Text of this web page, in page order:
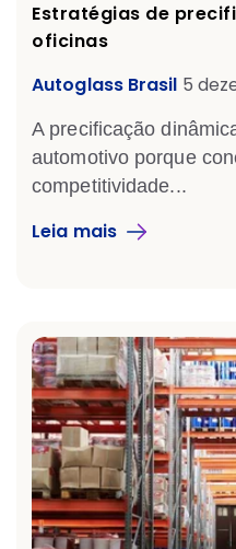
Estratégias de
oficinas
Autoglass Brasil 5
A precificação
automotivo porque
competitividade...
Leia mais